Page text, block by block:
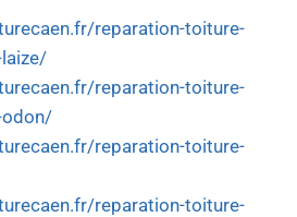
reparation-toiture-
reparation-toiture-
odon/
reparation-toiture-
reparation-toiture-